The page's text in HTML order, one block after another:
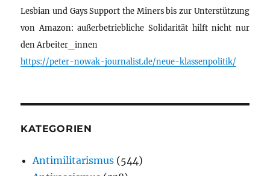
Lesbian und Gays Support the Miners bis zur Unterstützung
von Amazon: außerbetriebliche Solidarität hilft nicht nur
den Arbeiter_innen
https://peter-nowak-journalist.de/neue-klassenpolitik/
KATEGORIEN
Antimilitarismus (544)